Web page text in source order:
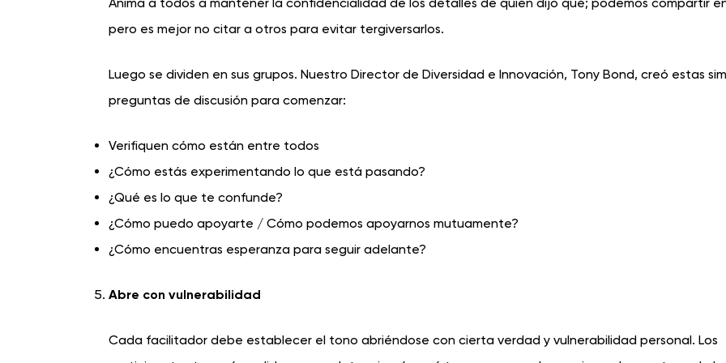
pero es mejor no citar a otros para evitar tergiversarlos.
Luego se dividen en sus grupos. Nuestro Director de Diversidad e Innovación, Tony Bond, creó estas
preguntas de discusión para comenzar:
Verifiquen cómo están entre todos
¿Cómo estás experimentando lo que está pasando?
¿Qué es lo que te confunde?
¿Cómo puedo apoyarte / Cómo podemos apoyarnos mutuamente?
¿Cómo encuentras esperanza para seguir adelante?
Abre con vulnerabilidad
Cada facilitador debe establecer el tono abriéndose con cierta verdad y vulnerabilidad personal. Los